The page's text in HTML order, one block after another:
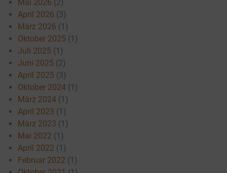
Mai 2026 (2)
April 2026 (3)
März 2026 (1)
Oktober 2025 (1)
Juli 2025 (1)
Juni 2025 (2)
April 2025 (3)
Oktober 2024 (1)
März 2024 (1)
April 2023 (1)
März 2023 (1)
Mai 2022 (1)
April 2022 (1)
Februar 2022 (1)